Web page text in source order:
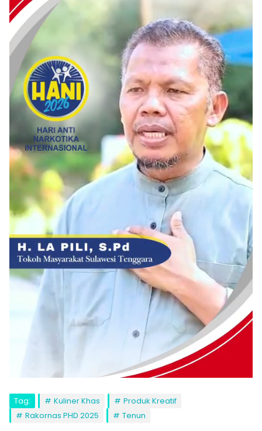
Tag: Kuliner Khas
Produk Kreatif
Rakornas PHD 2025
Tenun